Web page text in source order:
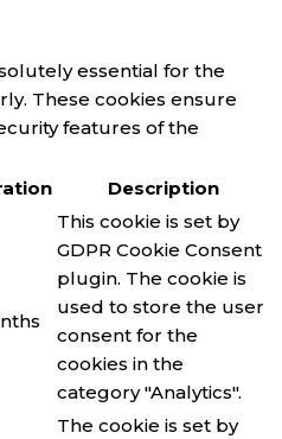
essential for the
These cookies ensure
features of the
Description
This cookie is set by
GDPR Cookie Consent
plugin. The cookie is
used to store the user
consent for the
cookies in the
category "Analytics".
The cookie is set by